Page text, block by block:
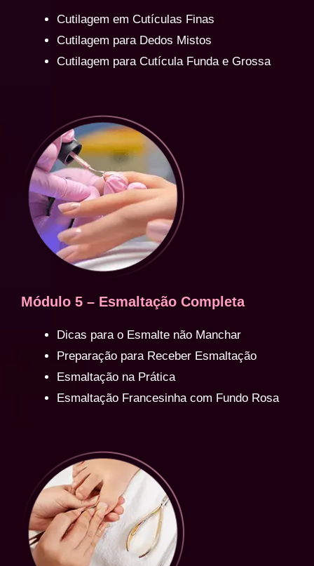
Cutilagem em Cutículas Finas
Cutilagem para Dedos Mistos
Cutilagem para Cutícula Funda e Grossa
Módulo 5 – Esmaltação Completa
Dicas para o Esmalte não Manchar
Preparação para Receber Esmaltação
Esmaltação na Prática
Esmaltação Francesinha com Fundo Rosa